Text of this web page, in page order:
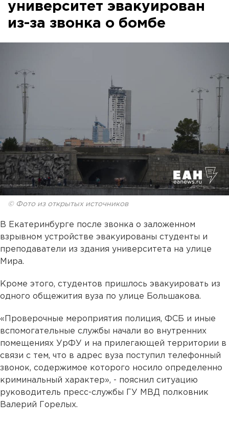
университет эвакуирован
из-за звонка о бомбе
© Фото из открытых источников
В Екатеринбурге после звонка о заложенном
взрывном устройстве эвакуированы студенты и
преподаватели из здания университета на улице
Мира.
Кроме этого, студентов пришлось эвакуировать из
одного общежития вуза по улице Большакова.
«Проверочные мероприятия полиция, ФСБ и иные
вспомогательные службы начали во внутренних
помещениях УрФУ и на прилегающей территории в
связи с тем, что в адрес вуза поступил телефонный
звонок, содержимое которого носило определенно
криминальный характер», - пояснил ситуацию
руководитель пресс-службы ГУ МВД полковник
Валерий Горелых.